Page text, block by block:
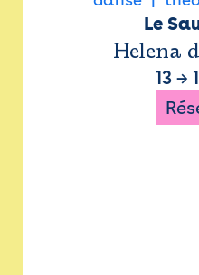
Le
Helena
13 →